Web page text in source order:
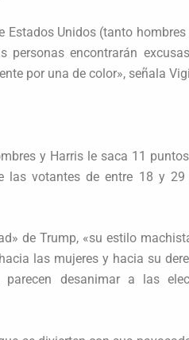
Estados Unidos (tanto
personas encontrarán
por una de color», señala
y Harris le saca 11
las votantes de entre 18 y 29
de Trump, «su estilo
las mujeres y hacia su
desanimar a las